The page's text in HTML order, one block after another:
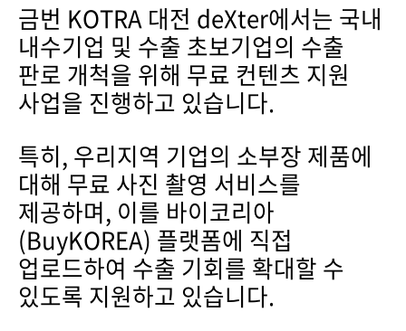
금번 KOTRA 대전 deXter에서는 국내
내수기업 및 수출 초보기업의 수출
판로 개척을 위해 무료 컨텐츠 지원
사업을 진행하고 있습니다.
특히, 우리지역 기업의 소부장 제품에
대해 무료 사진 촬영 서비스를
제공하며, 이를 바이코리아
(BuyKOREA) 플랫폼에 직접
업로드하여 수출 기회를 확대할 수
있도록 지원하고 있습니다.